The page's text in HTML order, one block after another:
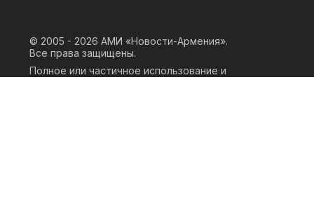
© 2005 - 2026 АМИ «Новости-Армения».
Все права защищены.
Полное или частичное использование и